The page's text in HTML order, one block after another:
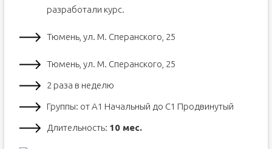
разработали курс.
Тюмень, ул. М. Сперанского, 25
Тюмень, ул. М. Сперанского, 25
2 раза в неделю
Группы: от А1 Начальный до С1 Продвинутый
Длительность: 10 мес.